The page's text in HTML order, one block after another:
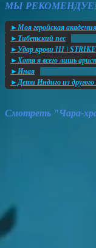
МЫ
►Моя геройская
►Тибетский пес
►Удар крови III \
►Хотя я всего лишь
►Иная
►Дети Индиго из
Смотреть "Чара-